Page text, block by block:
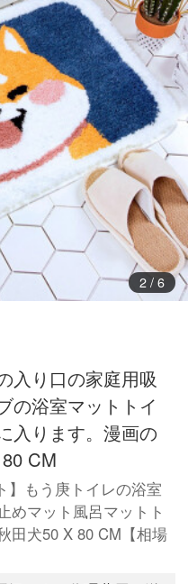
3/ 6
入り口の家庭用吸
の浴室マットトイ
入ります。漫画の
CM
】もう庚トイレの浴室
めマット風呂マットト
田犬50 X 80 CM【相場